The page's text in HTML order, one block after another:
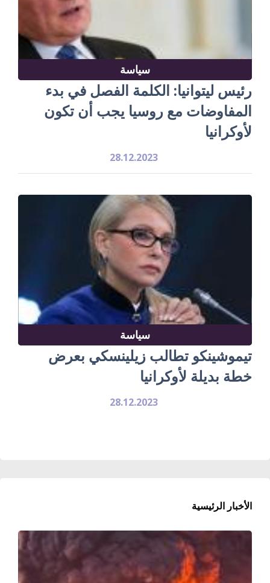
سياسة
رئيس ليتوانيا: الكلمة الفصل في بدء
المفاوضات مع روسيا يجب أن تكون
لأوكرانيا
28.12.2023
سياسة
تيموشينكو تطالب زيلينسكي بعرض
خطة بديلة لأوكرانيا
28.12.2023
الأخبار الرئيسية